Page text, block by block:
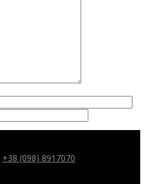
+38 (098) 8917070